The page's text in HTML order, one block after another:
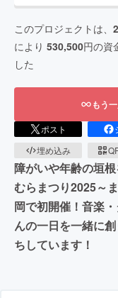
このプロジェクトは、
により 530,500円の資
した
もう
ポスト
埋め込み
障がいや年齢の垣
むらまつり2025～
岡で初開催！音楽
んの一日を一緒に
ちしています！